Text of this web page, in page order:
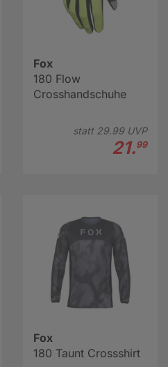
Fox
180 Flow
Crosshandschuhe
statt 29.99UVP
21.99
Fox
180 Taunt Crossshirt